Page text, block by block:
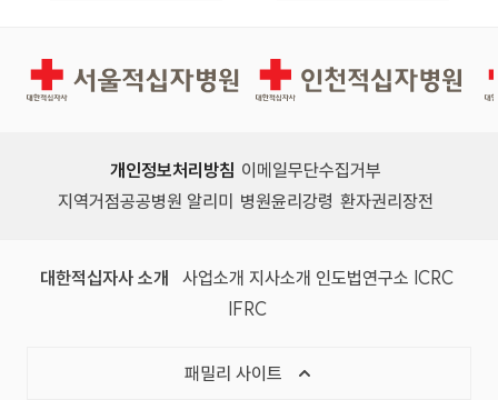
경인권역재활병원 인천적십자병원
개인정보처리방침 이메일무단수집거부
지역거점공공병원 알리미
병원윤리강령 환자권리장전
대한적십자사 소개 사업소개 지사소개 인도법연구소 ICRC
IFRC
패밀리 사이트